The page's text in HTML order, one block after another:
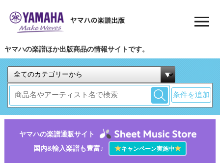
ヤマハの楽譜ほか出版商品の情報サイトです。
条件を追加
ヤマハの楽譜通販サイト
国内&輸入楽譜も豊富♪
★キャンペーン実施中★